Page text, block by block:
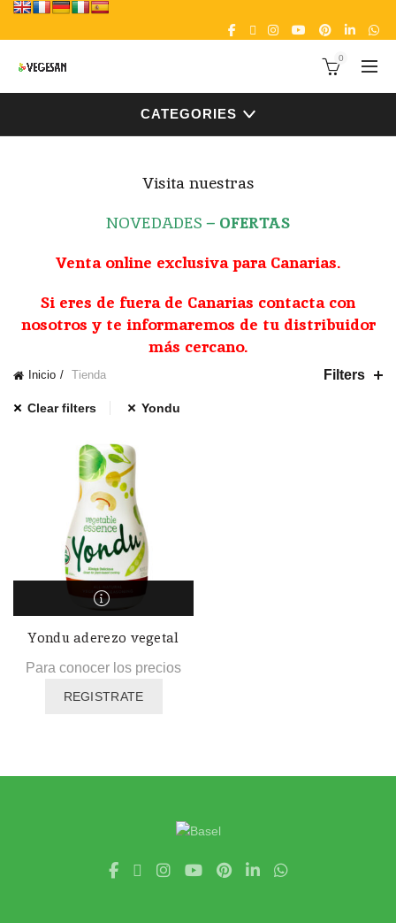
0
CATEGORIES
Visita nuestras
NOVEDADES – OFERTAS
Venta online exclusiva para Canarias.
Si eres de fuera de Canarias contacta con
nosotros y te informaremos de tu distribuidor
más cercano.
Inicio Tienda Filters
Clear filters Yondu
Yondu aderezo vegetal
Para conocer los precios
REGISTRATE